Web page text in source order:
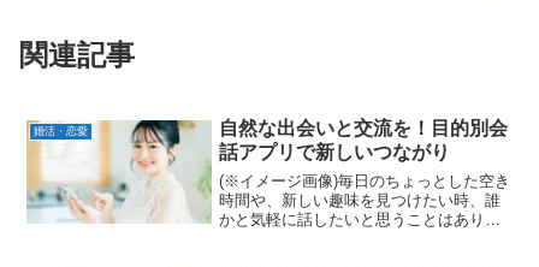
関連記事
婚活・恋愛
自然な出会いと交流を！目的別会
話アプリで新しいつながり
(※イメージ画像)毎日のちょっとした空き
時間や、新しい趣味を見つけたい時、誰
かと気軽に話したいと思うことはありま